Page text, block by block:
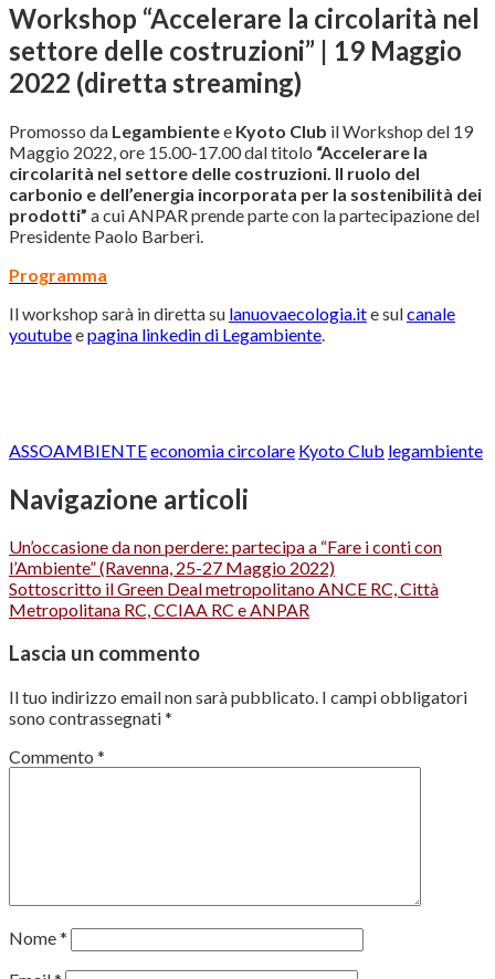
Workshop “Accelerare la circolarità nel
settore delle costruzioni” | 19 Maggio
2022 (diretta streaming)
Promosso da Legambientee Kyoto Club il Workshop del 19
Maggio 2022, ore 15.00-17.00 dal titolo “Accelerare la
circolarità nel settore delle costruzioni. Il ruolo del
carbonio e dell’energia incorporata per la sostenibilità dei
prodotti” a cui ANPAR prende parte con la partecipazione del
Presidente Paolo Barberi.
Programma
Il workshop sarà in diretta su lanuovaecologia.ite sulcanale
youtubeepagina linkedin di Legambiente
ASSOAMBIENTEeconomia circolare Kyoto Club legambiente
Navigazione articoli
Un’occasione da non perdere: partecipa a “Fare i conti con
l’Ambiente” (Ravenna, 25-27 Maggio 2022)
Sottoscritto il Green Deal metropolitano ANCE RC, Città
Metropolitana RC, CCIAA RC e ANPAR
Lascia un commento
Il tuo indirizzo email non sarà pubblicato. I campi obbligatori
sono contrassegnati*
Commento *
Nome*